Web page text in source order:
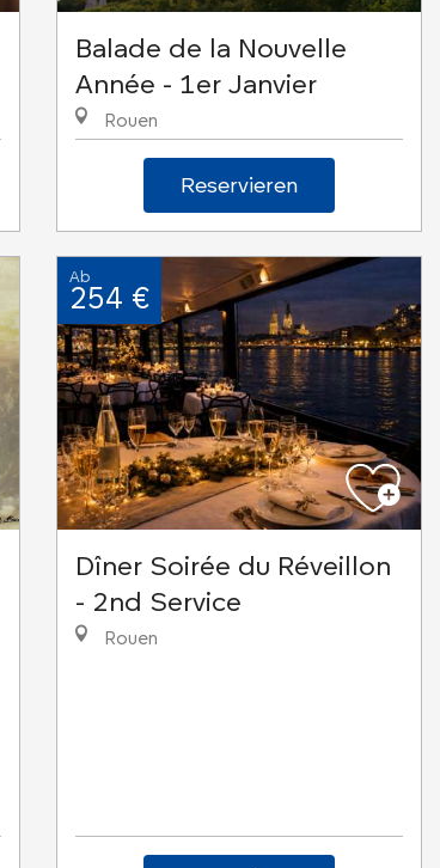
Balade de la Nouvelle
Année - 1er Janvier
Rouen
Reservieren
Ab
254 €
Dîner Soirée du Réveillon
- 2nd Service
Rouen